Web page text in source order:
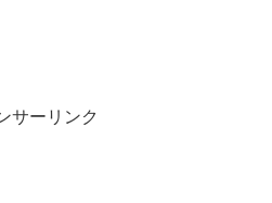
サーリンク